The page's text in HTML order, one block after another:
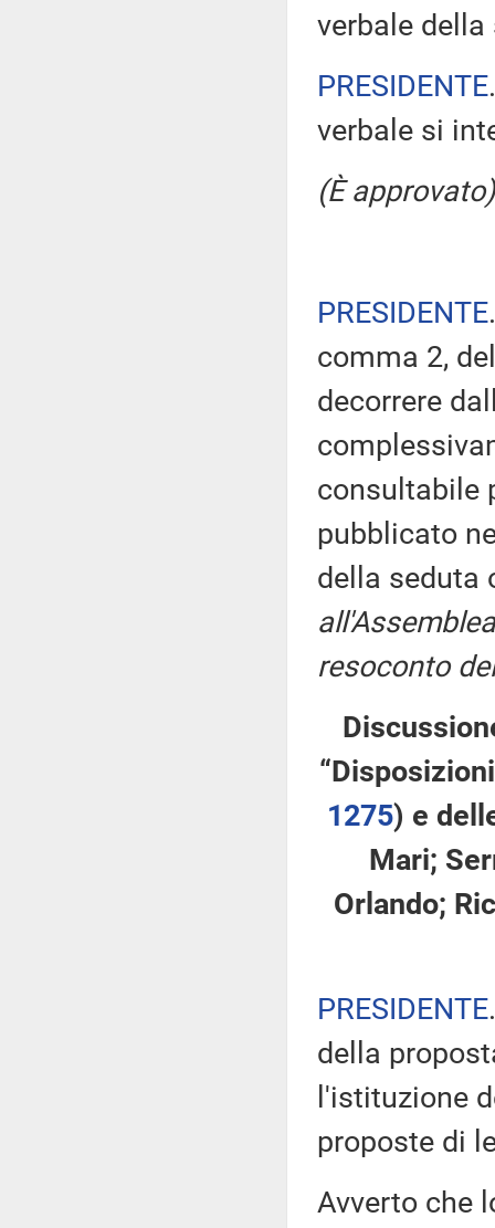
verbale
PRESIDENTE
verbale si
(È approvato)
PRESIDENTE
comma 2,
decorrere
consultabile
pubblicato
della seduta
resoconto
1275​) e
Mari;
Orlando;
PRESIDENTE
della
l'istituzione
proposte di
Avverto che